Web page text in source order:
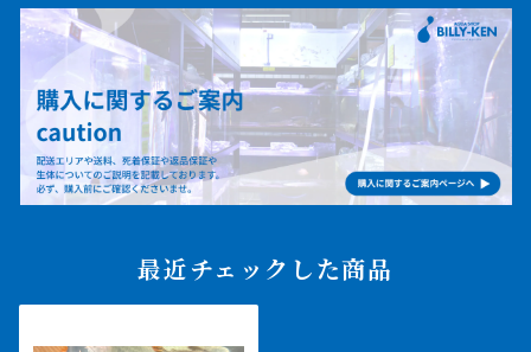
最近チェックした商品